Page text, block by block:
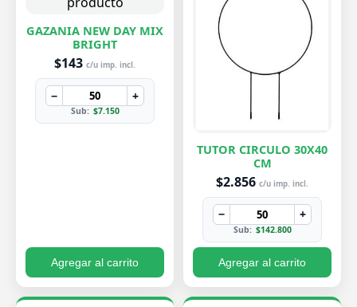
GAZANIA NEW DAY MIX
BRIGHT
$143 c/u imp. incl.
− +
Sub: $7.150
Agregar al carrito
TUTOR CIRCULO 30X40
CM
$2.856 c/u imp. incl.
− +
Sub: $142.800
Agregar al carrito